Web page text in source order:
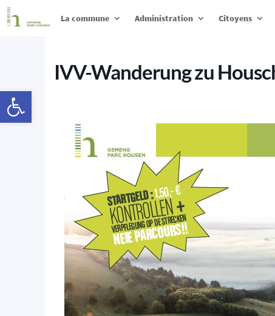
La commune Administration Citoyens
IVV-Wanderung zu
Ouvrir la barre d’outils